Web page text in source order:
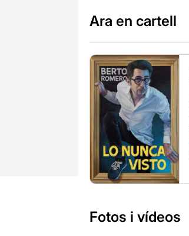
Ara en cartell
Fotos i vídeos